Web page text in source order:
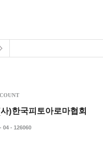
)한국피토아로마협회
04 - 126060